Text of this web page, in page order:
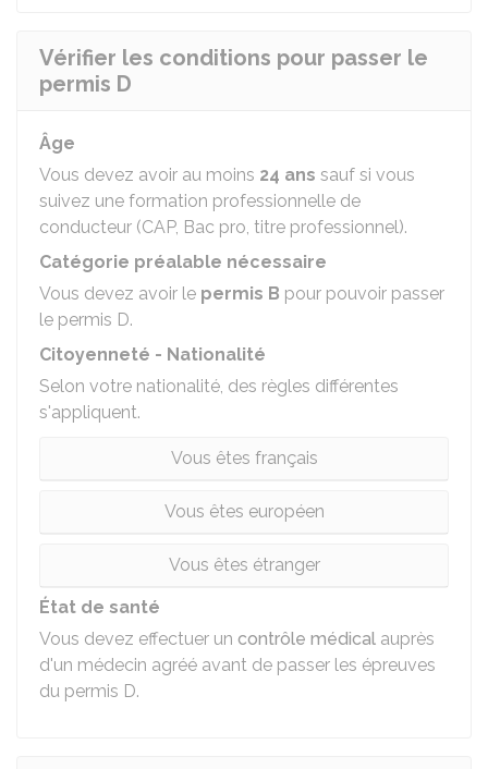
Vérifier les conditions pour passer le
permis D
Âge
Vous devez avoir au moins 24 ans sauf si vous
suivez une formation professionnelle de
conducteur (CAP, Bac pro, titre professionnel).
Catégorie préalable nécessaire
Vous devez avoir le permis B pour pouvoir passer
le permis D.
Citoyenneté - Nationalité
Selon votre nationalité, des règles différentes
s'appliquent.
Vous êtes français
Vous êtes européen
Vous êtes étranger
État de santé
Vous devez effectuer un contrôle médical auprès
d'un médecin agréé avant de passer les épreuves
du permis D.